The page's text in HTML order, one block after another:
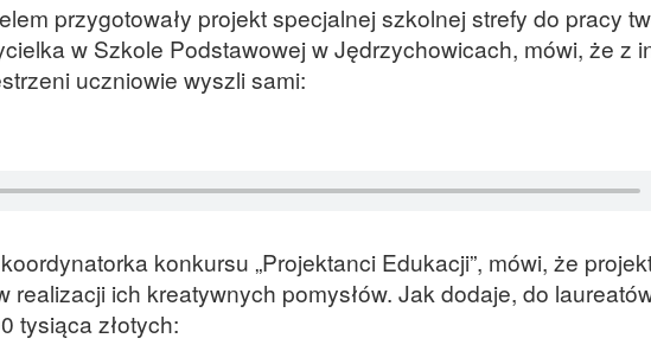
przygotowały projekt specjalnej szkolnej strefy do pracy
w Szkole Podstawowej w Jędrzychowicach, mówi, że z
uczniowie wyszli sami:
konkursu „Projektanci Edukacji”, mówi, że
realizacji ich kreatywnych pomysłów. Jak dodaje, do
tysiąca złotych: